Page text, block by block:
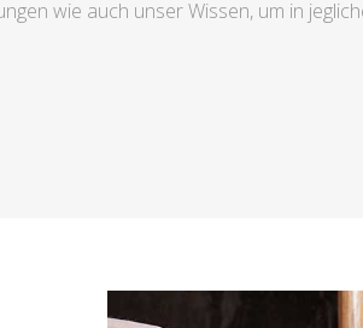
wie auch unser Wissen, um in